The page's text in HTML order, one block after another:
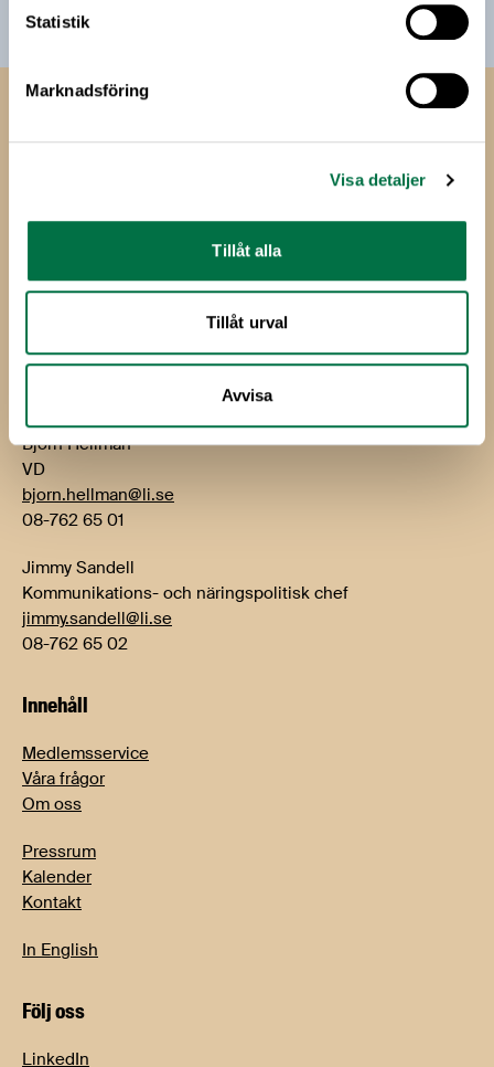
Statistik
Marknadsföring
Visa detaljer
Tillåt alla
Tillåt urval
Avvisa
Björn Hellman
VD
bjorn.hellman@li.se
08-762 65 01
Jimmy Sandell
Kommunikations- och näringspolitisk chef
jimmy.sandell@li.se
08-762 65 02
Innehåll
Medlemsservice
Våra frågor
Om oss
Pressrum
Kalender
Kontakt
In English
Följ oss
LinkedIn